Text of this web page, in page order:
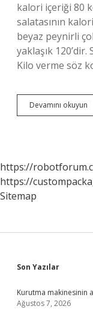
kalori içeriği 80
salatasının
beyaz peynirli
yaklaşık 120’dir.
Kilo verme söz
Devamını okuyun
https://
https://
Sitemap
Sidebar
Son Yazılar
Kurutma makinesinin
Ağustos 7, 2026